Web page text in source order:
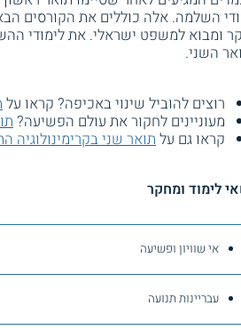
השלמה. אלה כוללים את הקורסים
השני.
רוצים להוביל שינוי באכיפה? קראו על
מעוניינים לחקור את עולם הפשיעה?
קראו גם על תואר שני
לימוד ומחקר
אי שוויון ופשיעה
עבריינות תנועה